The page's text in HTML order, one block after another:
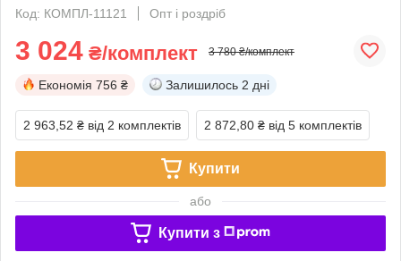
Код: КОМПЛ-11121
Опт і роздріб
3 024 ₴/комплект 3 780 ₴/комплект
Економія 756 ₴ Залишилось 2 дні
2 963,52 ₴ від 2 комплектів 2 872,80 ₴ від 5 комплектів
Купити
або
Купити з